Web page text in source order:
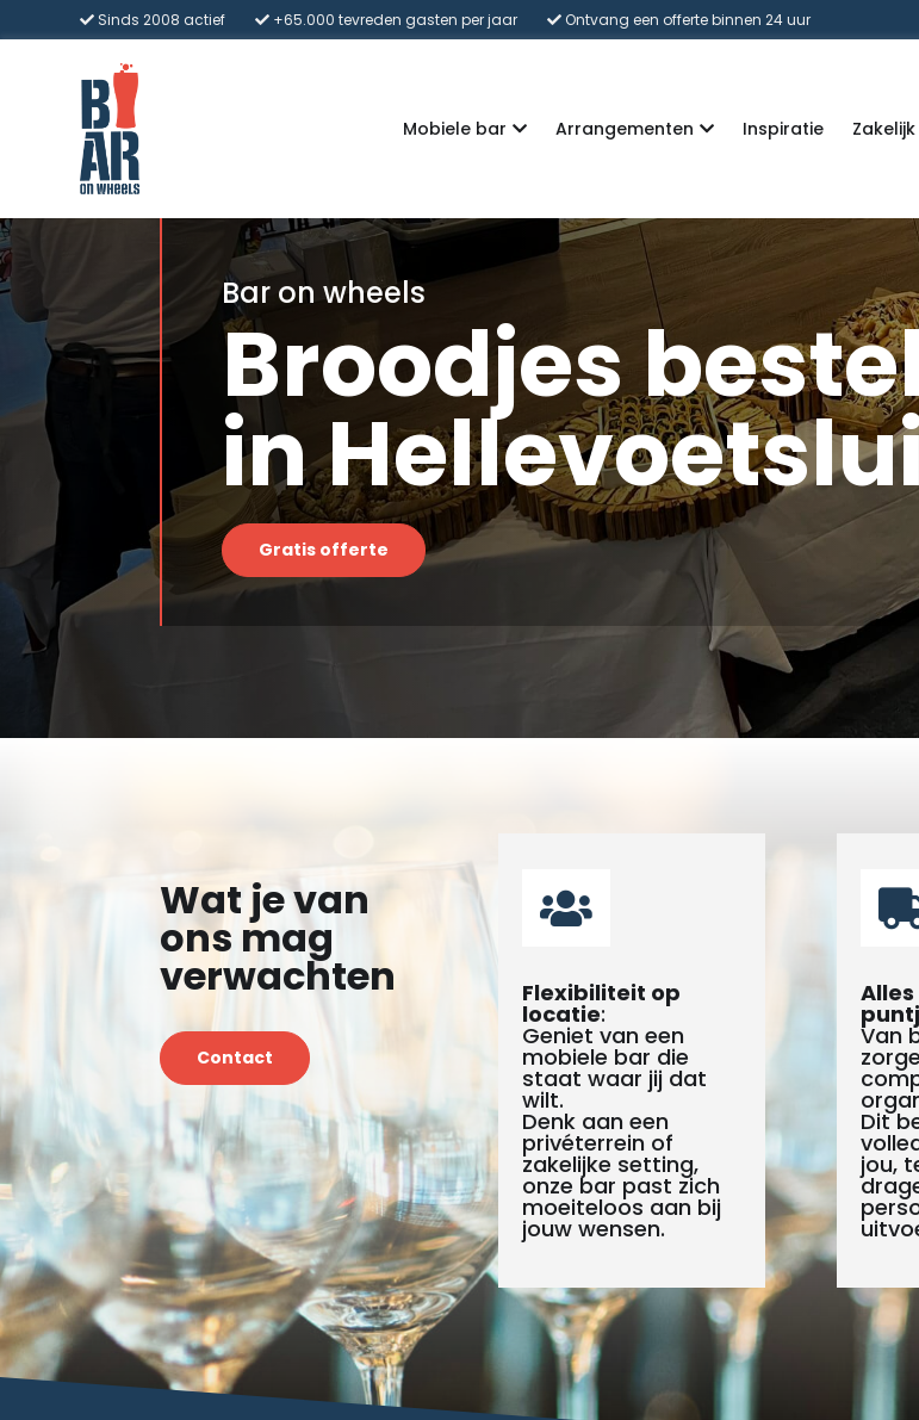
Sinds 2008 actief +65.000 tevreden gasten per jaar Ontvang een offerte binnen 24 uur
Mobiele bar Arrangementen Inspiratie Zakelijk
Bar on wheels
Broodjes
in
Gratis offerte
Wat je van
ons mag
verwachten
Contact

Flexibiliteit op
locatie:
Geniet van een
mobiele bar die
staat waar jij dat
wilt.
Denk aan een
privéterrein of
zakelijke setting,
onze bar past zich
moeiteloos aan bij
jouw wensen.
Van
Dit
jou,